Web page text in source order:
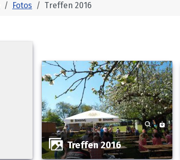
Fotos Treffen 2016
Treffen 2016